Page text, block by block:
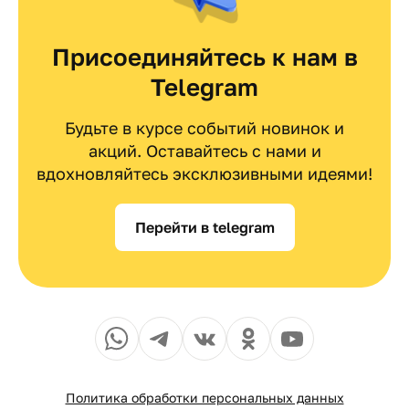
Присоединяйтесь к нам в
Telegram
Будьте в курсе событий новинок и
акций. Оставайтесь с нами и
вдохновляйтесь эксклюзивными идеями!
Перейти в telegram
Политика обработки персональных данных